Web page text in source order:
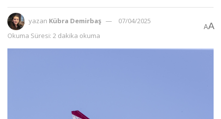
yazan Kübra Demirbaş
07/04/2025
Okuma Süresi: 2 dakika okuma
AA